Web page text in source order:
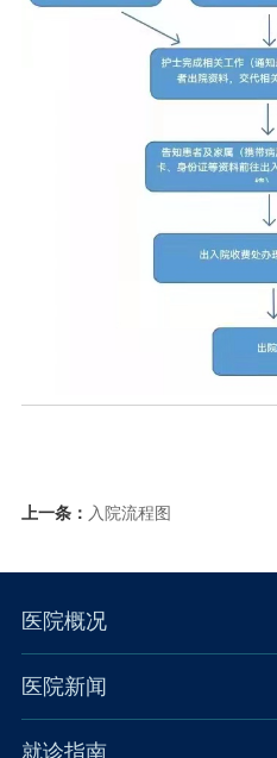
上一条： 入院流程图
医院概况
医院新闻
就诊指南